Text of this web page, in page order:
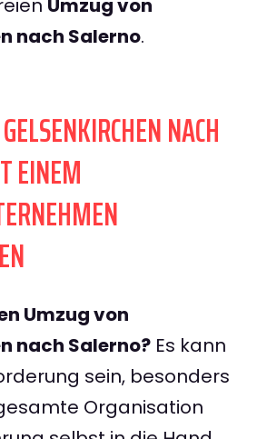
Umzug von
nach Salerno.
NACH
EINEM
Umzug von
nach Salerno? Es kann
sein, besonders
Organisation